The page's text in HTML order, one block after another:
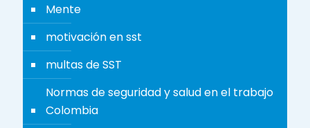
Mente
motivación en sst
multas de SST
Normas de seguridad y salud en el trabajo
Colombia